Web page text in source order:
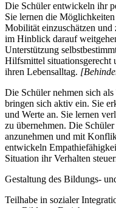
Die Schüler entwickeln ihr
Sie lernen die
Mobilität einzuschätzen und
im Hinblick darauf
Unterstützung
Hilfsmittel situationsgerecht
ihren Lebensalltag.
Die Schüler nehmen sich
bringen sich aktiv ein. Sie
und Werte an. Sie lernen
zu übernehmen. Die
anzunehmen und mit
entwickeln
Situation ihr Verhalten
Gestaltung des Bildungs-
Teilhabe in sozialer